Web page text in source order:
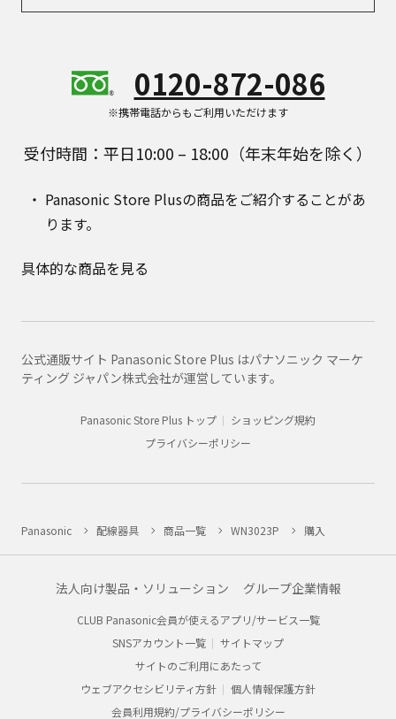
0120-872-086
※携帯電話からもご利用いただけます
受付時間：平日10:00 – 18:00（年末年始を除く）
Panasonic Store Plusの商品をご紹介することがあ
ります。
具体的な商品を見る
公式通販サイト Panasonic Store Plus はパナソニック マーケ
ティング ジャパン株式会社が運営しています。
Panasonic Store Plus トップ
ショッピング規約
プライバシーポリシー
Panasonic 配線器具 商品一覧 WN3023P 購入
法人向け製品・ソリューション グループ企業情報
CLUB Panasonic会員が使えるアプリ/サービス一覧
SNSアカウント一覧
サイトマップ
サイトのご利用にあたって
ウェブアクセシビリティ方針
個人情報保護方針
会員利用規約/プライバシーポリシー